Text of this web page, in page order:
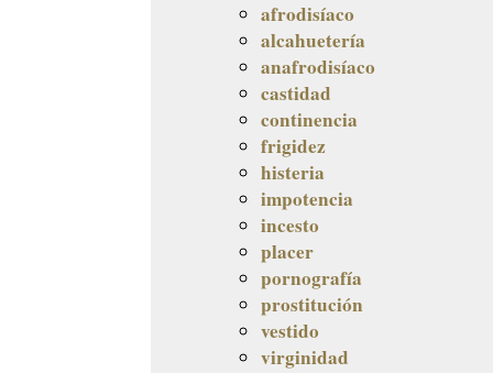
afrodisíaco
alcahuetería
anafrodisíaco
castidad
continencia
frigidez
histeria
impotencia
incesto
placer
pornografía
prostitución
vestido
virginidad